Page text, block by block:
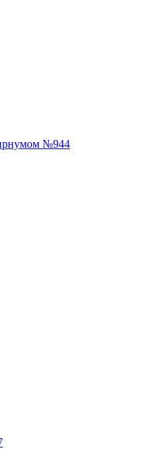
№944